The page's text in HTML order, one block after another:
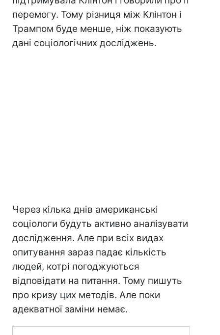
перемогу. Тому різниця між Клінтон і
Трампом буде менше, ніж показують
дані соціологічних досліджень.
Через кілька днів американські
соціологи будуть активно аналізувати
дослідження. Але при всіх видах
опитування зараз падає кількість
людей, котрі погоджуються
відповідати на питання. Тому пишуть
про кризу цих методів. Але поки
адекватної заміни немає.